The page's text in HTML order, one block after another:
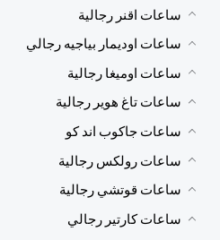
ساعات اقنر رجالية
ساعات اوديمار بياجيه رجالي
ساعات اوميغا رجالية
ساعات تاغ هوير رجالية
ساعات جاكوب اند كو
ساعات رولكس رجالية
ساعات قوتشي رجالية
ساعات كارتير رجالي